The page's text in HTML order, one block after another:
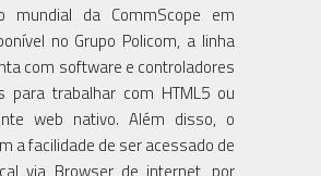
mundial da CommScope em
no Grupo Policom, a linha
com software e controladores
para trabalhar com HTML5 ou
web nativo. Além disso, o
a facilidade de ser acessado de
via Browser de internet, por